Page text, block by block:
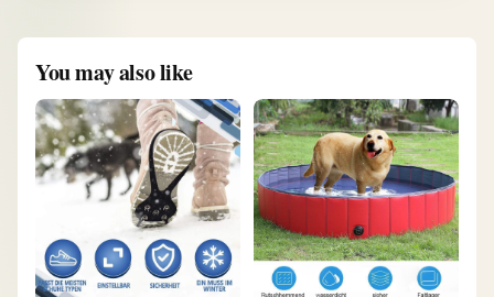
You may also like